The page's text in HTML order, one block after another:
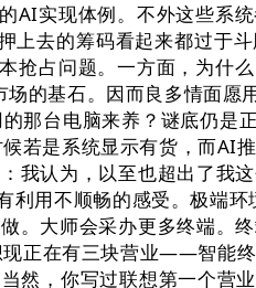
实现体例。不外这些系
上去的筹码看起来都过于
抢占问题。一方面，为什
的基石。因而良多情面愿
那台电脑来养？谜底仍是
若是系统显示有货，而AI
认为，以至也超出了我这
用不顺畅的感受。极端
。大师会采办更多终端。
正在有三块营业——智能
然，你写过联想第一个营